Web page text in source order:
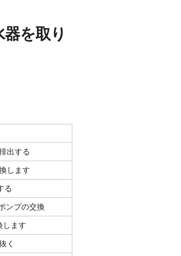
を取り
出する
します
る
ンプの交換
します
く